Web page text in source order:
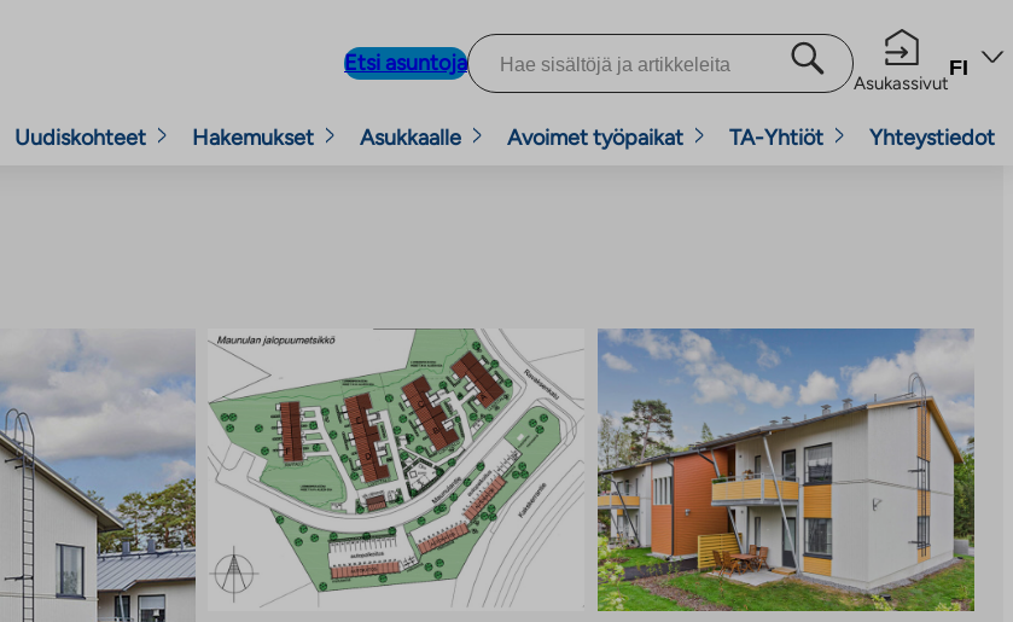
Etsi asuntoja
Asukassivut
FI
Uudiskohteet Hakemukset Asukkaalle Avoimet työpaikat TA-Yhtiöt Yhteystiedot